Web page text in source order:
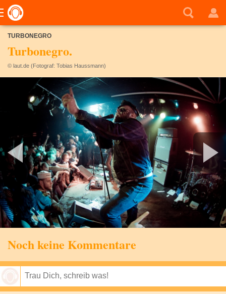
TURBONEGRO
Turbonegro.
© laut.de (Fotograf: Tobias Haussmann)
Noch keine Kommentare